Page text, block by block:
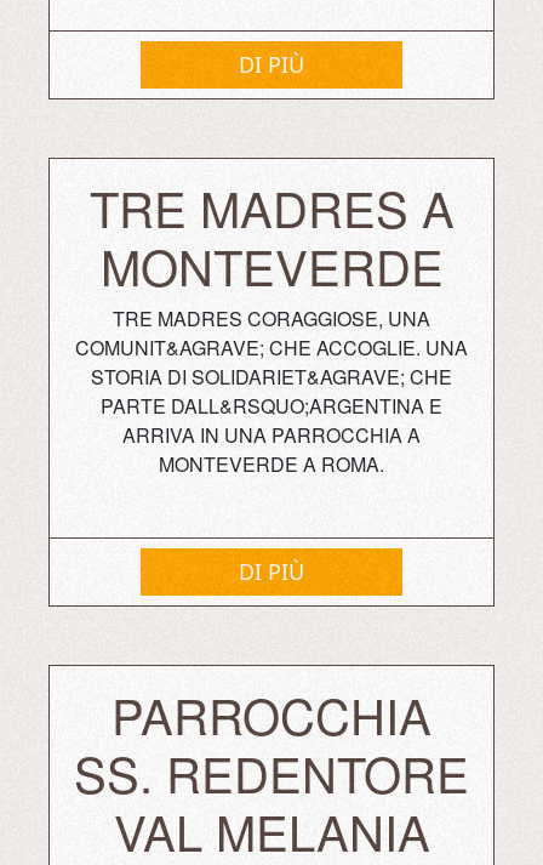
DI PIÙ
TRE MADRES A
MONTEVERDE
TRE MADRES CORAGGIOSE, UNA
COMUNIT&AGRAVE; CHE ACCOGLIE. UNA
STORIA DI SOLIDARIET&AGRAVE; CHE
PARTE DALL&RSQUO;ARGENTINA E
ARRIVA IN UNA PARROCCHIA A
MONTEVERDE A ROMA.
DI PIÙ
PARROCCHIA
SS. REDENTORE
VAL MELANIA